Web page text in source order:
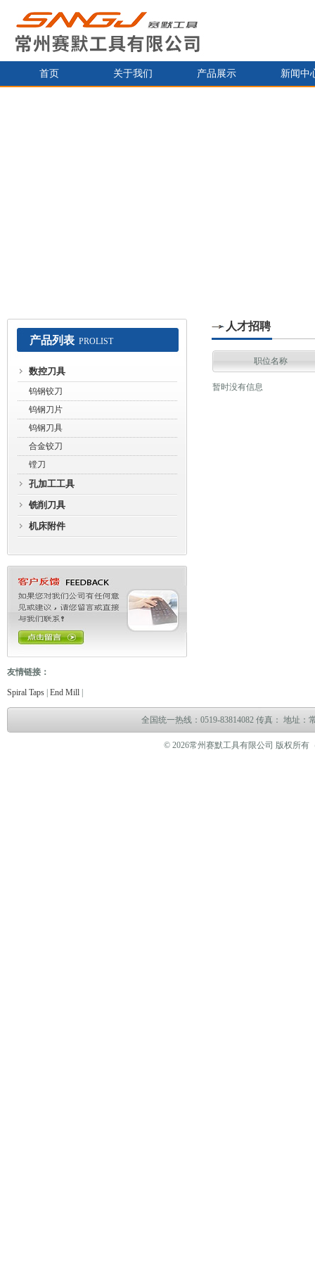
常州赛默工具有限公司
首页 关于我们 产品展示 新闻中
产品列表 PROLIST
数控刀具
钨钢铰刀
钨钢刀片
钨钢刀具
合金铰刀
镗刀
孔加工工具
铣削刀具
机床附件
人才招聘
职位名称
暂时没有信息
友情链接：
Spiral Taps End Mill
电缆故障测试仪
全国统一热线：0519-83814082 传真： 地址：
© 2026常州赛默工具有限公司 版权所有